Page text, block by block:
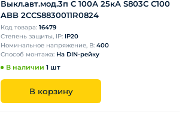
Выкл.авт.мод.3п C 100А 25кА S803C C100
ABB 2CCS8830011R0824
Код товара: 16479
Степень защиты, IP: IP20
Номинальное напряжение, В: 400
Способ монтажа: На DIN-рейку
В наличии 1 шт
В корзину